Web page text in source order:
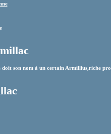
doit son nom à un certain Armillius,riche